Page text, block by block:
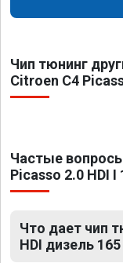
Чип тюнинг
Citroen C4
Частые
Picasso 2.0 HDI I
Что дает чип
HDI дизель